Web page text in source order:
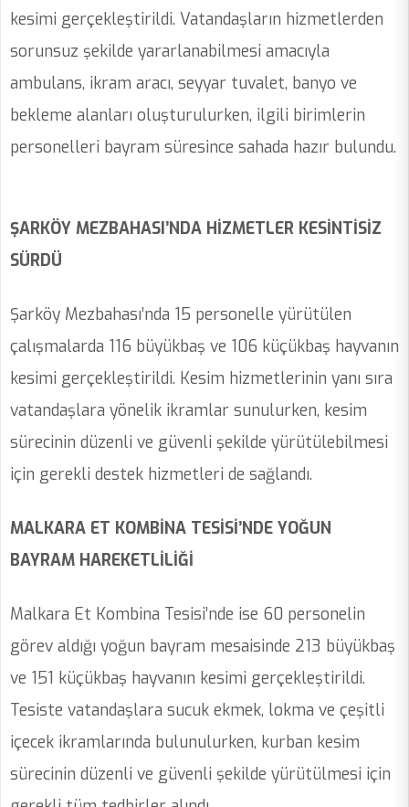
kesimi gerçekleştirildi. Vatandaşların hizmetlerden
sorunsuz şekilde yararlanabilmesi amacıyla
ambulans, ikram aracı, seyyar tuvalet, banyo ve
bekleme alanları oluşturulurken, ilgili birimlerin
personelleri bayram süresince sahada hazır bulundu.
ŞARKÖY MEZBAHASI’NDA HİZMETLER KESİNTİSİZ
SÜRDÜ
Şarköy Mezbahası’nda 15 personelle yürütülen
çalışmalarda 116 büyükbaş ve 106 küçükbaş hayvanın
kesimi gerçekleştirildi. Kesim hizmetlerinin yanı sıra
vatandaşlara yönelik ikramlar sunulurken, kesim
sürecinin düzenli ve güvenli şekilde yürütülebilmesi
için gerekli destek hizmetleri de sağlandı.
MALKARA ET KOMBİNA TESİSİ’NDE YOĞUN
BAYRAM HAREKETLİLİĞİ
Malkara Et Kombina Tesisi’nde ise 60 personelin
görev aldığı yoğun bayram mesaisinde 213 büyükbaş
ve 151 küçükbaş hayvanın kesimi gerçekleştirildi.
Tesiste vatandaşlara sucuk ekmek, lokma ve çeşitli
içecek ikramlarında bulunulurken, kurban kesim
sürecinin düzenli ve güvenli şekilde yürütülmesi için